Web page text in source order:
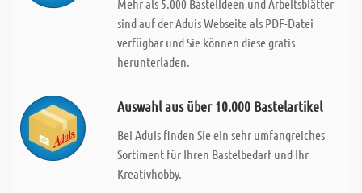
Mehr als 5.000 Bastelideen und Arbeitsblätter
sind auf der Aduis Webseite als PDF-Datei
verfügbar und Sie können diese gratis
herunterladen.
Auswahl aus über 10.000 Bastelartikel
Bei Aduis finden Sie ein sehr umfangreiches
Sortiment für Ihren Bastelbedarf und Ihr
Kreativhobby.